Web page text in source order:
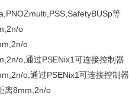
等
o
o
o,通过PSENix1可连接控制器
o,通过PSENix1可连接控制器
离8mm,2n/o